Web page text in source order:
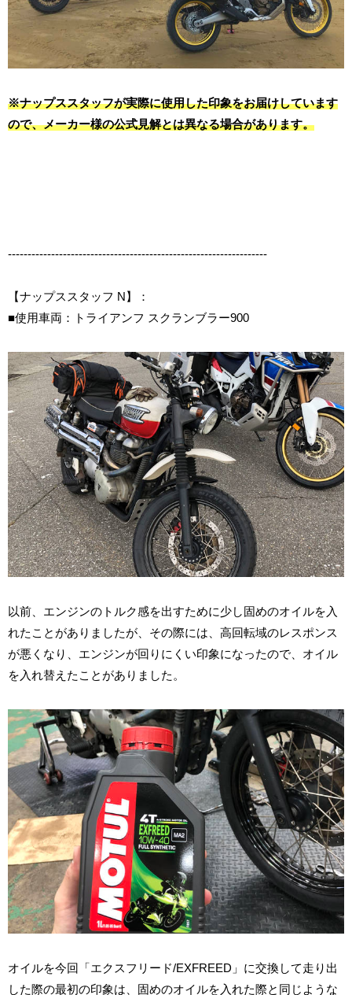
※ナップススタッフが実際に使用した印象をお届けしています
ので、メーカー様の公式見解とは異なる場合があります。
------------------------------------------------------------------
【ナップススタッフ N】：
■使用車両：トライアンフ スクランブラー900
以前、エンジンのトルク感を出すために少し固めのオイルを入
れたことがありましたが、その際には、高回転域のレスポンス
が悪くなり、エンジンが回りにくい印象になったので、オイル
を入れ替えたことがありました。
オイルを今回「エクスフリード/EXFREED」に交換して走り出
した際の最初の印象は、固めのオイルを入れた際と同じような